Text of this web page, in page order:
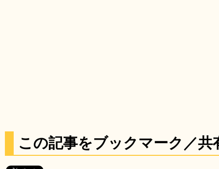
この記事をブックマーク／共